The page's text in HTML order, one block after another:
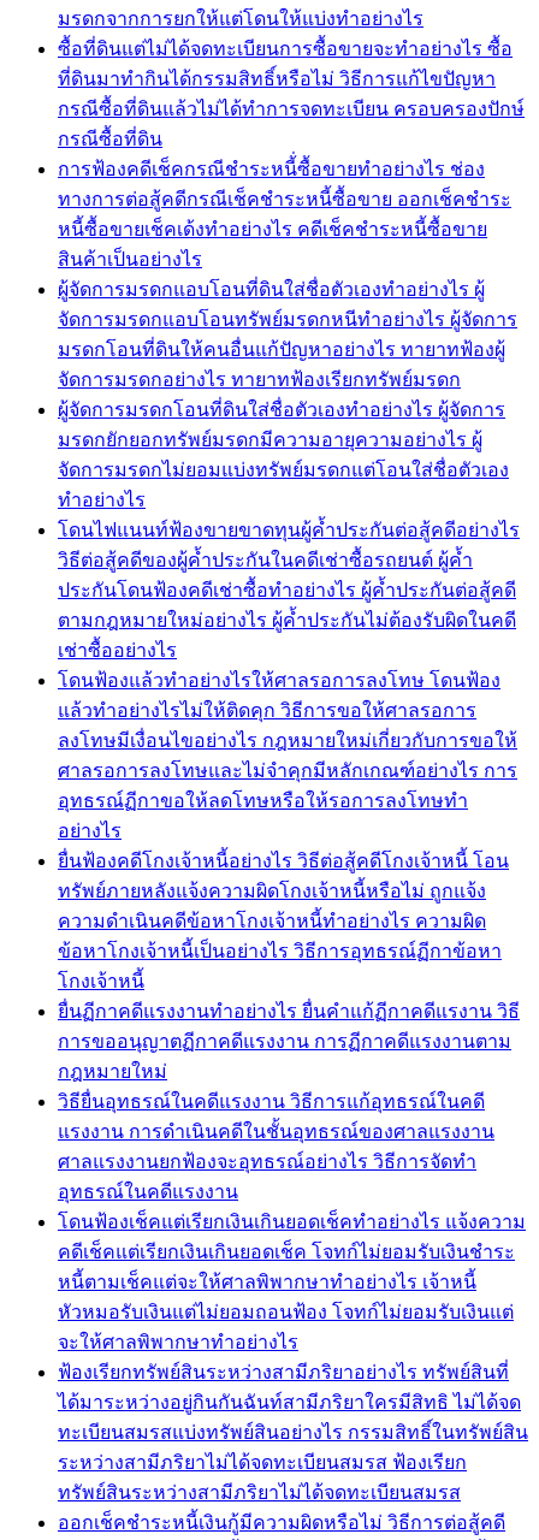
มรดกจากการยกให้แต่โดนให้แบ่งทำอย่างไร
ซื้อที่ดินแต่ไม่ได้จดทะเบียนการซื้อขายจะทำอย่างไร ซื้อ
ที่ดินมาทำกินได้กรรมสิทธิ์หรือไม่ วิธีการแก้ไขปัญหา
กรณีซื้อที่ดินแล้วไม่ได้ทำการจดทะเบียน ครอบครองปักษ์
กรณีซื้อที่ดิน
การฟ้องคดีเช็คกรณีชำระหนี้่ซื้อขายทำอย่างไร ช่อง
ทางการต่อสู้คดีกรณีเช็คชำระหนี้ซื้อขาย ออกเช็คชำระ
หนี้ซื้อขายเช็คเด้งทำอย่างไร คดีเช็คชำระหนี้ซื้อขาย
สินค้าเป็นอย่างไร
ผู้จัดการมรดกแอบโอนที่ดินใส่ชื่อตัวเองทำอย่างไร ผู้
จัดการมรดกแอบโอนทรัพย์มรดกหนีทำอย่างไร ผู้จัดการ
มรดกโอนที่ดินให้คนอื่นแก้ปัญหาอย่างไร ทายาทฟ้องผู้
จัดการมรดกอย่างไร ทายาทฟ้องเรียกทรัพย์มรดก
ผู้จัดการมรดกโอนที่ดินใส่ชื่อตัวเองทำอย่างไร ผู้จัดการ
มรดกยักยอกทรัพย์มรดกมีความอายุความอย่างไร ผู้
จัดการมรดกไม่ยอมแบ่งทรัพย์มรดกแต่โอนใส่ชื่อตัวเอง
ทำอย่างไร
โดนไฟแนนท์ฟ้องขายขาดทุนผู้ค้ำประกันต่อสู้คดีอย่างไร
วิธีต่อสู้คดีของผู้ค้ำประกันในคดีเช่าซื้อรถยนต์ ผู้ค้ำ
ประกันโดนฟ้องคดีเช่าซื้อทำอย่างไร ผู้ค้ำประกันต่อสู้คดี
ตามกฎหมายใหม่อย่างไร ผู้ค้ำประกันไม่ต้องรับผิดในคดี
เช่าซื้ออย่างไร
โดนฟ้องแล้วทำอย่างไรให้ศาลรอการลงโทษ โดนฟ้อง
แล้วทำอย่างไรไม่ให้ติดคุก วิธีการขอให้ศาลรอการ
ลงโทษมีเงื่อนไขอย่างไร กฎหมายใหม่เกี่ยวกับการขอให้
ศาลรอการลงโทษและไม่จำคุกมีหลักเกณฑ์อย่างไร การ
อุทธรณ์ฏีกาขอให้ลดโทษหรือให้รอการลงโทษทำ
อย่างไร
ยื่นฟ้องคดีโกงเจ้าหนี้อย่างไร วิธีต่อสู้คดีโกงเจ้าหนี้ โอน
ทรัพย์ภายหลังแจ้งความผิดโกงเจ้าหนี้หรือไม่ ถูกแจ้ง
ความดำเนินคดีข้อหาโกงเจ้าหนี้ทำอย่างไร ความผิด
ข้อหาโกงเจ้าหนี้เป็นอย่างไร วิธีการอุทธรณ์ฏีกาข้อหา
โกงเจ้าหนี้
ยื่นฏีกาคดีแรงงานทำอย่างไร ยื่นคำแก้ฏีกาคดีแรงาน วิธี
การขออนุญาตฏีกาคดีแรงงาน การฏีกาคดีแรงงานตาม
กฎหมายใหม่
วิธียื่นอุทธรณ์ในคดีแรงงาน วิธีการแก้อุทธรณ์ในคดี
แรงงาน การดำเนินคดีในชั้นอุทธรณ์ของศาลแรงงาน
ศาลแรงงานยกฟ้องจะอุทธรณ์อย่างไร วิธีการจัดทำ
อุทธรณ์ในคดีแรงงาน
โดนฟ้องเช็คแต่เรียกเงินเกินยอดเช็คทำอย่างไร แจ้งความ
คดีเช็คแต่เรียกเงินเกินยอดเช็ค โจทก์ไม่ยอมรับเงินชำระ
หนี้ตามเช็คแต่จะให้ศาลพิพากษาทำอย่างไร เจ้าหนี้
หัวหมอรับเงินแต่ไม่ยอมถอนฟ้อง โจทก์ไม่ยอมรับเงินแต่
จะให้ศาลพิพากษาทำอย่างไร
ฟ้องเรียกทรัพย์สินระหว่างสามีภริยาอย่างไร ทรัพย์สินที่
ได้มาระหว่างอยู่กินกันฉันท์สามีภริยาใครมีสิทธิ ไม่ได้จด
ทะเบียนสมรสแบ่งทรัพย์สินอย่างไร กรรมสิทธิ์ในทรัพย์สิน
ระหว่างสามีภริยาไม่ได้จดทะเบียนสมรส ฟ้องเรียก
ทรัพย์สินระหว่างสามีภริยาไม่ได้จดทะเบียนสมรส
ออกเช็คชำระหนี้เงินกู้มีความผิดหรือไม่ วิธีการต่อสู้คดี